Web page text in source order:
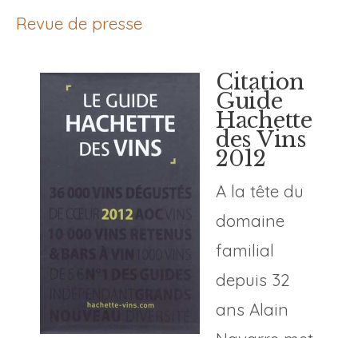
Revue de presse
Citation
Guide
Hachette
des Vins
2012
A la tête du
domaine
familial
depuis 32
ans Alain